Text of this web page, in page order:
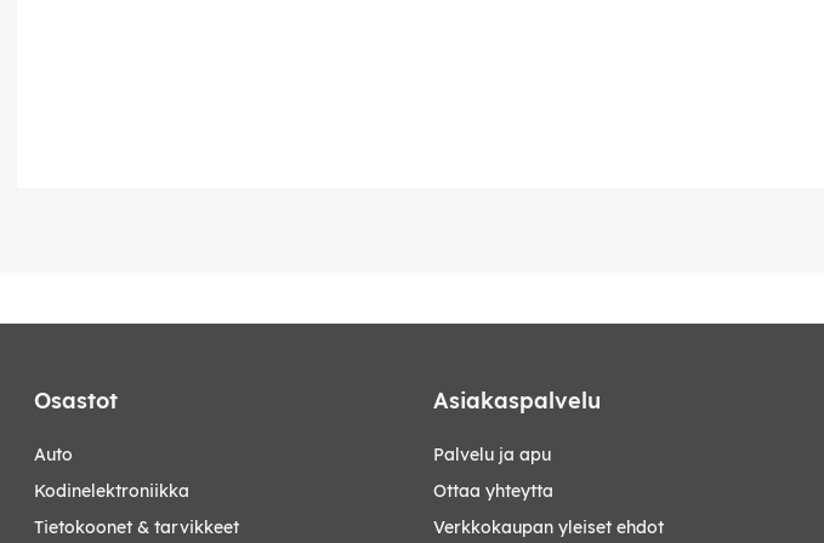
Osastot
auto
kodinelektroniikka
tietokoonet & tarvikkeet
Asiakaspalvelu
Palvelu ja apu
Ottaa yhteytta
Verkkokaupan yleiset ehdot